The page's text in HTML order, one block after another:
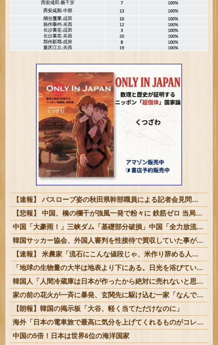
【速報】 バスローブ姿の秋田県幹部職員による記者会見問題、ラブホテルからの参加だと特定「体調が優れなかったため...」とは何だったのか
【悲報】 中国、橋の欄干が強風一発で粉々に 鉄筋ゼロ 当局「接着剤でくっつけただけ」「正常で、品質問題はない」
中国「大豪雨！」三峡ダム「基礎部分破損」中国「全力放流！」台風13号「中国上陸予測」台風15号「中国接近（画像」中国「台風同時上陸！（穀物生産が壊滅危機」→
韓国サッカー協会、外国人審判を性接待で買収していた事が判明
【速報】 米農家「流石にこんな値段じゃ、米作り辞める人、出るんじゃないかなあ？？」
「地球の生物量の大半は地表より下にある。日光を浴びている我々のほうが変わり種だ」足元の岩の中の話
韓国人「人間冷蔵庫は日本が作ったから絶対に売れないと思ったのに、既に200台も売れたんだそうです…」
家の前の花火が一斉に暴発、玄関先に駆け込む一家「なんであのドア鍵かけてんだ」【海外の反応】
【朗報】韓国の掲示板「大谷、軽く当てただけなのに」
海外「日本の電車旅で最高に気分を上げてくれるものがコレ！」→「分かるよ、凄くワクワクする・・・！」【海外の反応】
中国の5倍！日本は世界6位の海洋国家